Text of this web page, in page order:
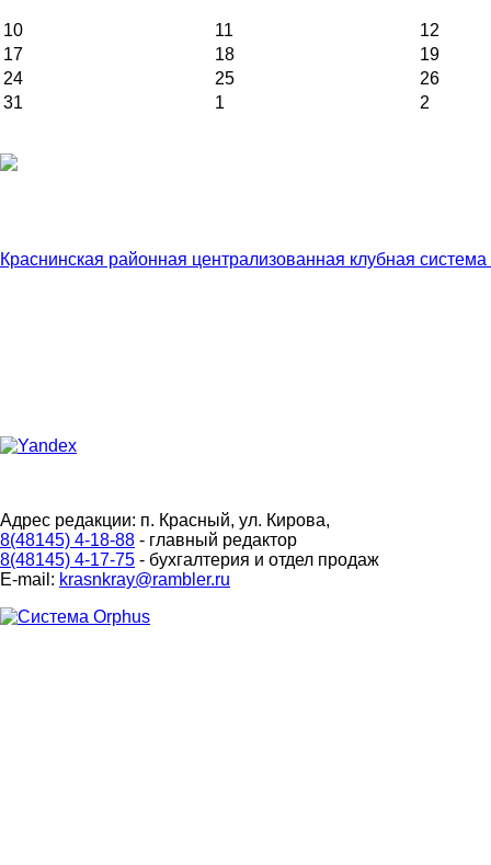
10 11
12
17
18
19
24
25
26
31
1 2
Краснинская районная централизованная клубная
Адрес редакции: п. Красный, ул. Кирова,
8(48145) 4-18-88 - главный редактор
8(48145) 4-17-75 - бухгалтерия и отдел продаж
E-mail: krasnkray@rambler.ru